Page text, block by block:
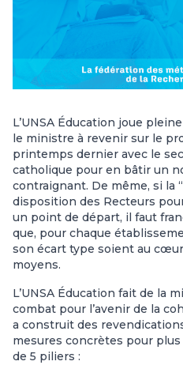
L’UNSA Éducation joue
le ministre à revenir sur le
printemps dernier avec le
catholique pour en bâtir un
contraignant. De même, si la
disposition des Recteurs
un point de départ, il faut
que, pour chaque
son écart type soient au
moyens.
L’UNSA Éducation fait de la
combat pour l’avenir de la
a construit des
mesures concrètes pour plus
de 5 piliers :